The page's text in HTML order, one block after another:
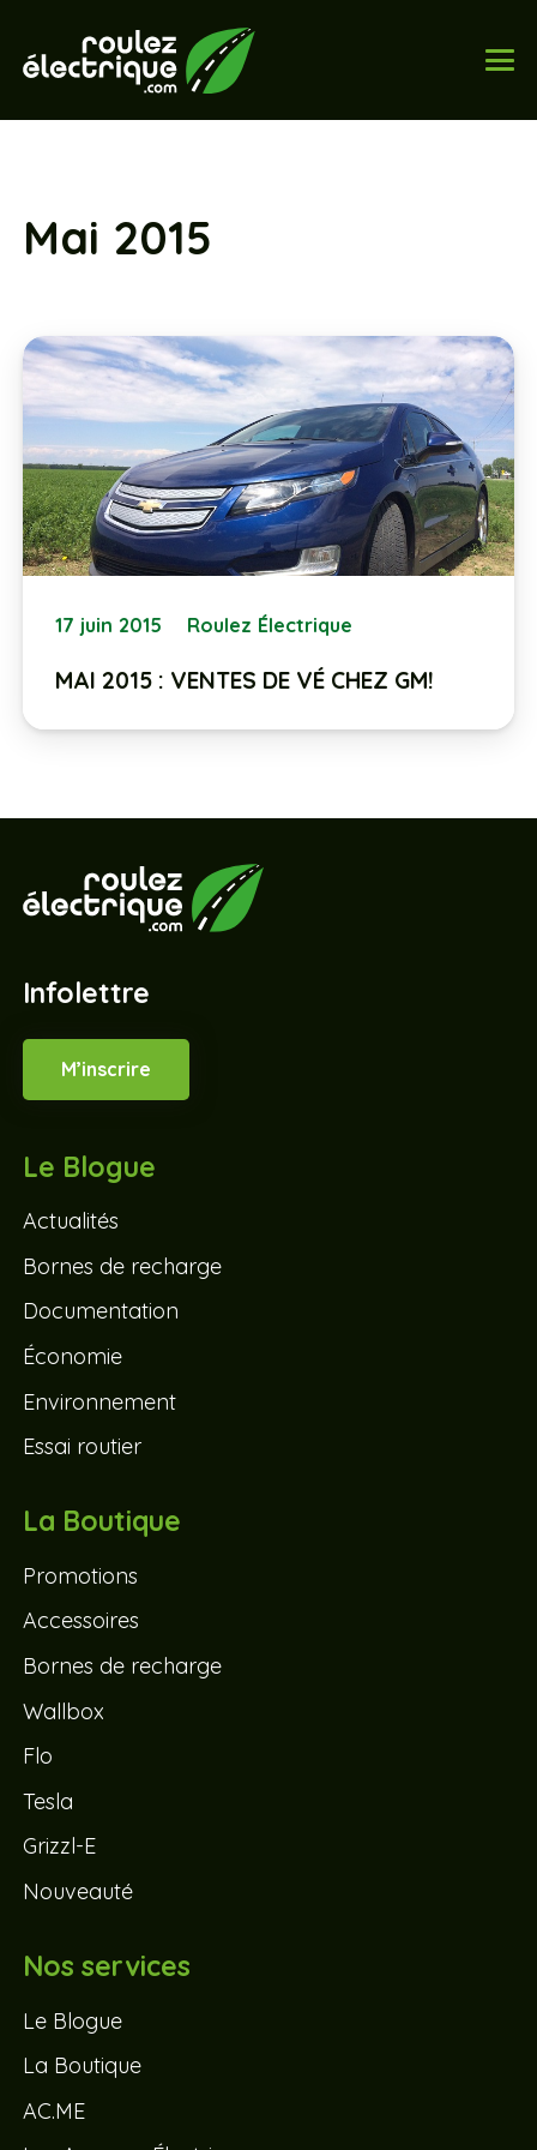
Mai 2015
17 juin 2015 Roulez Électrique
MAI 2015 : VENTES DE VÉ CHEZ GM!
Infolettre
M’inscrire
Le Blogue
Actualités
Bornes de recharge
Documentation
Économie
Environnement
Essai routier
La Boutique
Promotions
Accessoires
Bornes de recharge
Wallbox
Flo
Tesla
Grizzl-E
Nouveauté
Nos services
Le Blogue
La Boutique
AC.ME